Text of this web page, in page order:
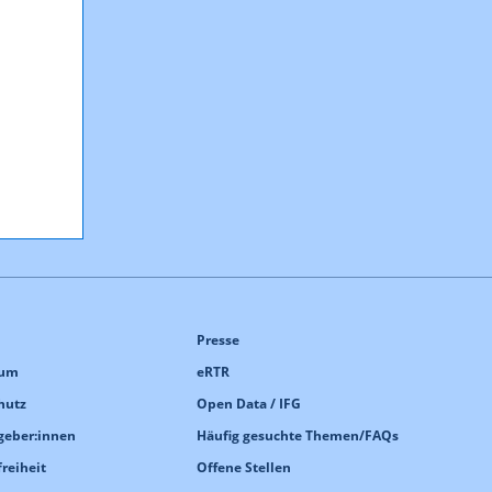
Presse
eRTR
Open Data / IFG
Häufig gesuchte Themen/FAQs
Offene Stellen